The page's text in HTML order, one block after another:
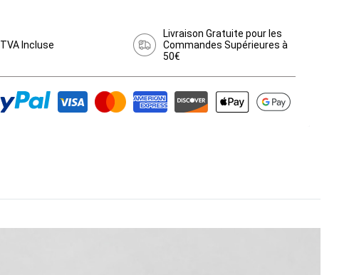
TVA Incluse
Livraison Gratuite pour les
Commandes Supérieures à
50€